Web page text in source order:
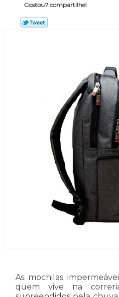
Gostou? compartilhe!
As mochilas
quem vive na